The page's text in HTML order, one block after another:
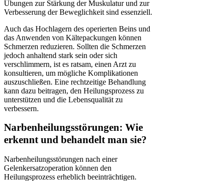
Übungen zur Stärkung der Muskulatur und zur
Verbesserung der Beweglichkeit sind essenziell.
Auch das Hochlagern des operierten Beins und
das Anwenden von Kältepackungen können
Schmerzen reduzieren. Sollten die Schmerzen
jedoch anhaltend stark sein oder sich
verschlimmern, ist es ratsam, einen Arzt zu
konsultieren, um mögliche Komplikationen
auszuschließen. Eine rechtzeitige Behandlung
kann dazu beitragen, den Heilungsprozess zu
unterstützen und die Lebensqualität zu
verbessern.
Narbenheilungsstörungen: Wie
erkennt und behandelt man sie?
Narbenheilungsstörungen nach einer
Gelenkersatzoperation können den
Heilungsprozess erheblich beeinträchtigen.